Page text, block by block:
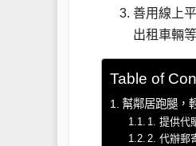
善用線上
出租車輛
Table of
幫鄰居跑腿，
1. 提供代
2. 代辦郵